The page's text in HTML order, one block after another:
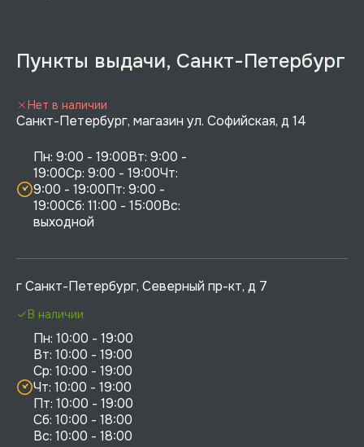
Пункты выдачи, Санкт-Петербург
Санкт-Петербург, магазин ул. Софийская, д 14
Пн: 9:00 - 19:00Вт: 9:00 -
19:00Ср: 9:00 - 19:00Чт:
9:00 - 19:00Пт: 9:00 -
19:00Сб: 11:00 - 15:00Вс:
выходной
Нет в наличии
г Санкт-Петербург, Северный пр-кт, д 7
Пн: 10:00 - 19:00
Вт: 10:00 - 19:00
Ср: 10:00 - 19:00
Чт: 10:00 - 19:00
Пт: 10:00 - 19:00
Сб: 10:00 - 18:00
В наличии